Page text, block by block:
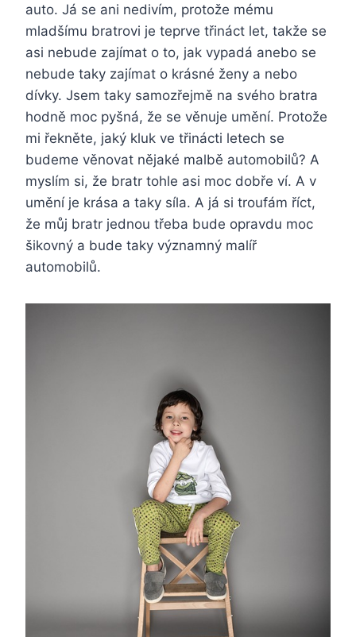
auto. Já se ani nedivím, protože mému
mladšímu bratrovi je teprve třináct let, takže se
asi nebude zajímat o to, jak vypadá anebo se
nebude taky zajímat o krásné ženy a nebo
dívky. Jsem taky samozřejmě na svého bratra
hodně moc pyšná, že se věnuje umění. Protože
mi řekněte, jaký kluk ve třinácti letech se
budeme věnovat nějaké malbě automobilů? A
myslím si, že bratr tohle asi moc dobře ví. A v
umění je krása a taky síla. A já si troufám říct,
že můj bratr jednou třeba bude opravdu moc
šikovný a bude taky významný malíř
automobilů.